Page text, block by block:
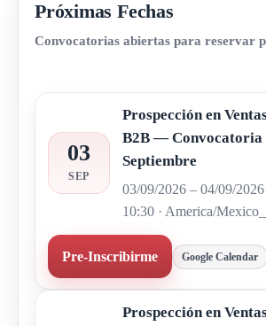
Próximas Fechas
Convocatorias abiertas para reservar
03
SEP
Prospección en
B2B — Convocatoria
Septiembre
03/09/2026 – 04/09/2026
10:30 · America/
Pre-Inscribirme Google Calendar
Prospección en